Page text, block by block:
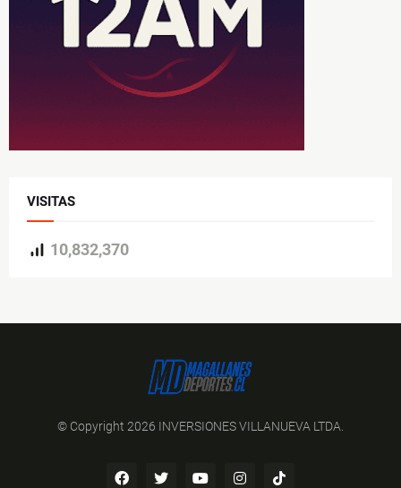
VISITAS
10,832,370
© Copyright 2026 INVERSIONES VILLANUEVA LTDA.